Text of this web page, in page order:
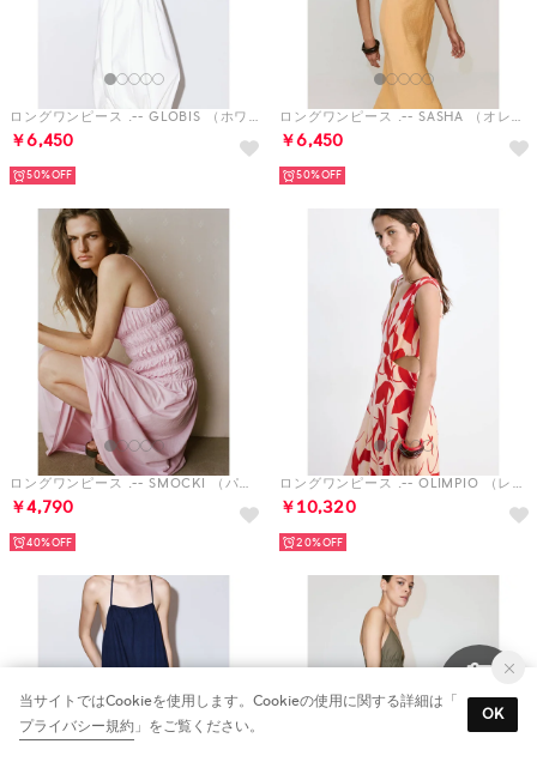
ロングワンピース .-- GLOBIS （ホワイト）
￥6,450
50%
ロングワンピース .-- SASHA （オレンジ）
￥6,450
50%
ロングワンピース .-- SMOCKI （パステルピンク）
￥4,790
40%
ロングワンピース .-- OLIMPIO （レッド）
￥10,320
20%
当サイトではCookieを使用します。Cookieの使用に関する詳細は「
プライバシー規約 」をご覧ください。
OK